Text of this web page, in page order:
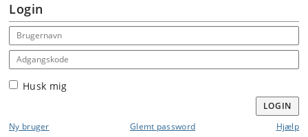
Login
Email address
Adgangskode
Husk mig
LOGIN
Ny bruger
Glemt password Hjælp